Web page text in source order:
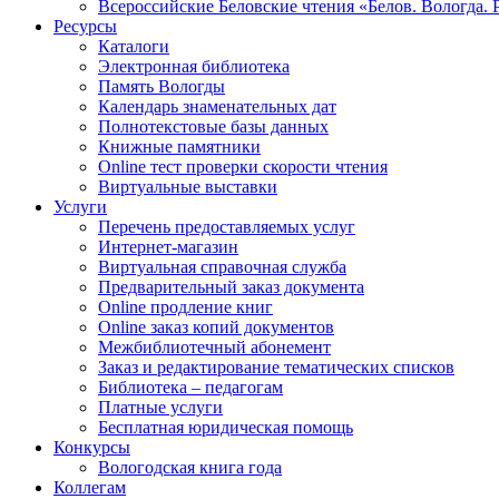
Всероссийские Беловские чтения «Белов. Вологда.
Ресурсы
Каталоги
Электронная библиотека
Память Вологды
Календарь знаменательных дат
Полнотекстовые базы данных
Книжные памятники
Online тест проверки скорости чтения
Виртуальные выставки
Услуги
Перечень предоставляемых услуг
Интернет-магазин
Виртуальная справочная служба
Предварительный заказ документа
Online продление книг
Online заказ копий документов
Межбиблиотечный абонемент
Заказ и редактирование тематических списков
Библиотека – педагогам
Платные услуги
Бесплатная юридическая помощь
Конкурсы
Вологодская книга года
Коллегам